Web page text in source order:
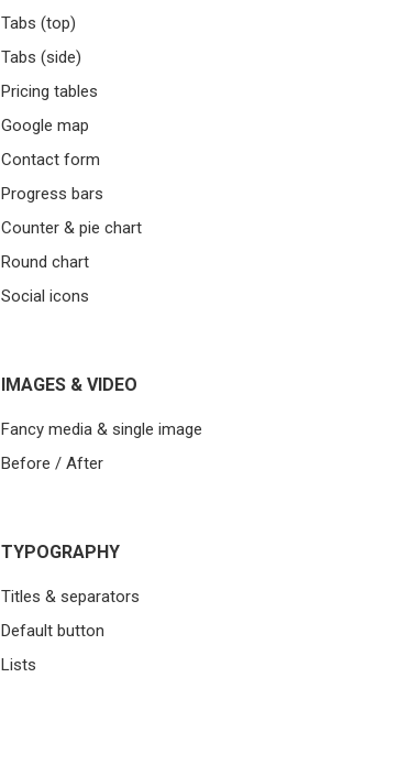
Tabs (top)
Tabs (side)
Pricing tables
Google map
Contact form
Progress bars
Counter & pie chart
Round chart
Social icons
IMAGES & VIDEO
Fancy media & single image
Before / After
TYPOGRAPHY
Titles & separators
Default button
Lists